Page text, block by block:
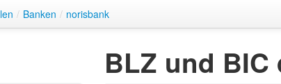
/ Banken / norisbank
BLZ und